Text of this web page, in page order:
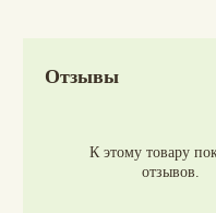
Отзывы
К этому товару
отзывов.